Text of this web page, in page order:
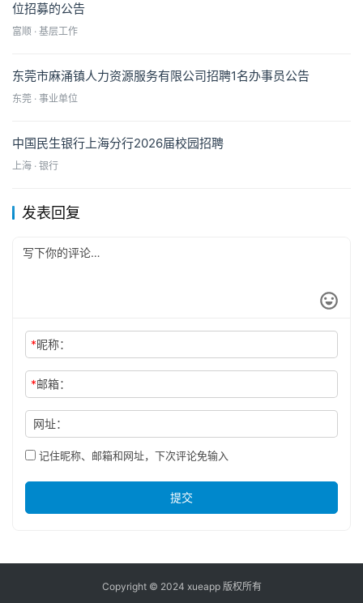
位招募的公告
富顺 · 基层工作
东莞市麻涌镇人力资源服务有限公司招聘1名办事员公告
东莞 · 事业单位
中国民生银行上海分行2026届校园招聘
上海 · 银行
发表回复
*昵称：
*邮箱：
网址：
记住昵称、邮箱和网址，下次评论免输入
提交
Copyright © 2024 xueapp 版权所有